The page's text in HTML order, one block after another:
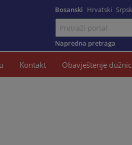
Bosanski Hrvatski
Napredna pretraga
Kontakt Obavještenje